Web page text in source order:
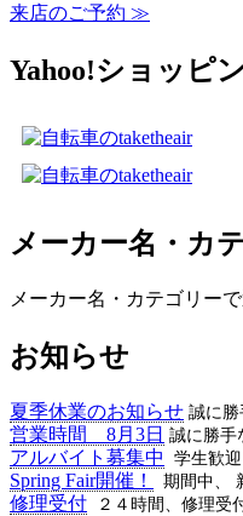
来店のご予約 ≫
Yahoo!ショッピ
メーカー名・カ
メーカー名・カテゴリー
お知らせ
夏季休業のお知らせ 誠に
営業時間 8月3日 誠に勝
アルバイト募集中 学生歓
Spring Fair開催！ 期間中、
修理受付 ２４時間、修理受